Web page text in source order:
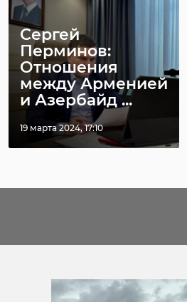
Сергей
Перминов:
Отношения
между Арменией
и Азербайд ...
19 марта 2024, 17:10